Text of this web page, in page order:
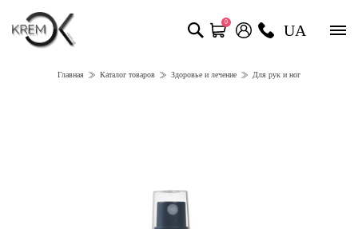
0 UA
Главная Каталог товаров Здоровье и лечение Для рук и ног